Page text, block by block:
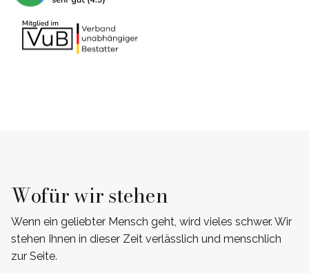
Wofür wir stehen
Wenn ein geliebter Mensch geht, wird vieles schwer. Wir
stehen Ihnen in dieser Zeit verlässlich und menschlich
zur Seite.